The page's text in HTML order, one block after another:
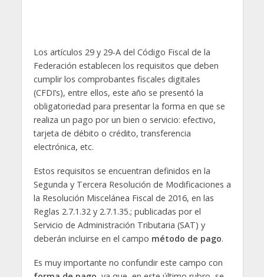
Los artículos 29 y 29-A del Código Fiscal de la
Federación establecen los requisitos que deben
cumplir los comprobantes fiscales digitales
(CFDI’s), entre ellos, este año se presentó la
obligatoriedad para presentar la forma en que se
realiza un pago por un bien o servicio: efectivo,
tarjeta de débito o crédito, transferencia
electrónica, etc.
Estos requisitos se encuentran definidos en la
Segunda y Tercera Resolución de Modificaciones a
la Resolución Miscelánea Fiscal de 2016, en las
Reglas 2.7.1.32 y 2.7.1.35.; publicadas por el
Servicio de Administración Tributaria (SAT) y
deberán incluirse en el campo método de pago.
Es muy importante no confundir este campo con